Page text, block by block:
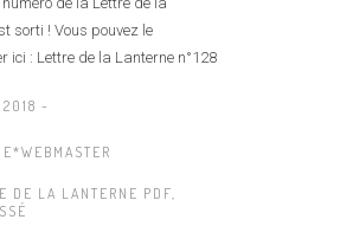
sorti ! Vous pouvez le
ici : Lettre de la Lanterne n°128
2018 -
DE LA LANTERNE PDF